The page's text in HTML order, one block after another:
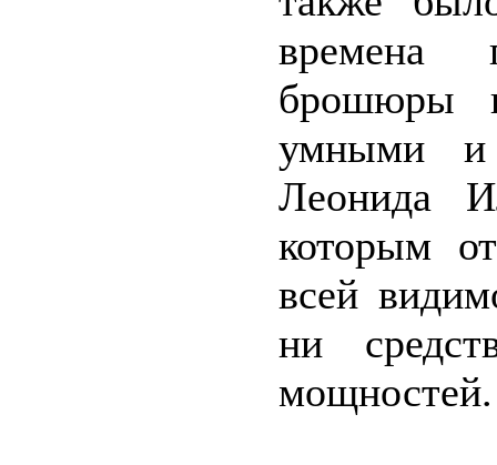
времена
брошюры
умными и
Леонида
которым
всей
ни
мощностей.